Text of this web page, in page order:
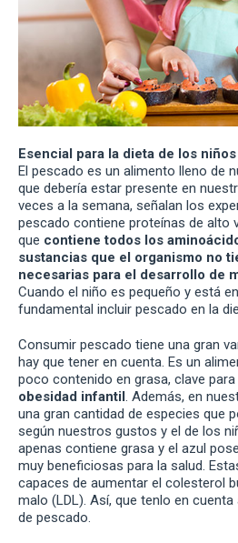
Esencial para la dieta de los niños
El pescado es un alimento lleno de
que debería estar presente en
veces a la semana, señalan los
pescado contiene proteínas de alto
que contiene todos los
sustancias que el organismo no
necesarias para el desarrollo de
Cuando el niño es pequeño y está
fundamental incluir pescado en la
Consumir pescado tiene una gran
hay que tener en cuenta. Es un
poco contenido en grasa, clave
obesidad infantil. Además, en
una gran cantidad de especies que
según nuestros gustos y el de los
apenas contiene grasa y el azul
muy beneficiosas para la salud.
capaces de aumentar el colesterol
malo (LDL). Así, que tenlo en
de pescado.